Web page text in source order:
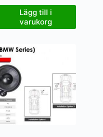
Lägg till i
varukorg